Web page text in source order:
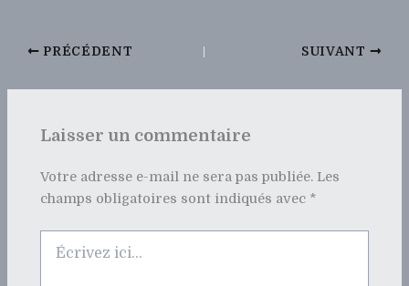
PRÉCÉDENT SUIVANT
Laisser un commentaire
Votre adresse e-mail ne sera pas publiée. Les
champs obligatoires sont indiqués avec *
ici…